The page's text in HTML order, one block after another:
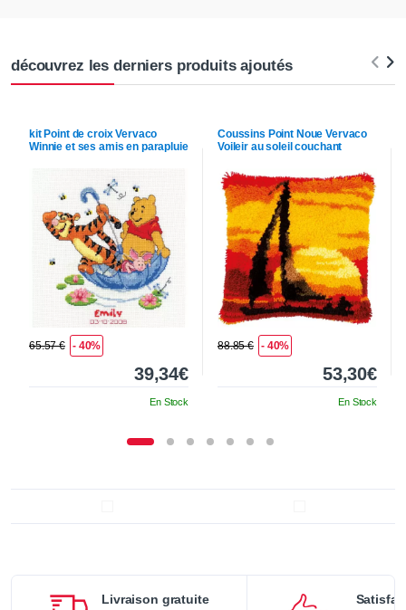
découvrez les derniers produits ajoutés
kit Point de croixVervaco
Winnie et ses amis en parapluie
65.57 € - 40%
39,34€
En Stock
Coussins Point NoueVervaco
Voileir au soleil couchant
88.85 € - 40%
53,30€
En Stock
Livraison gratuite